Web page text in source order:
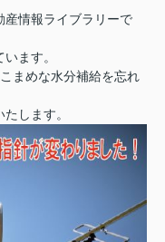
産情報ライブラリーで
ます。
まめな水分補給を忘れ
します。